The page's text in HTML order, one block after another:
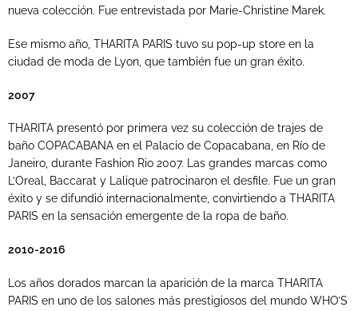
nueva colección. Fue entrevistada por Marie-Christine Marek.
Ese mismo año, THARITA PARIS tuvo su pop-up store en la
ciudad de moda de Lyon, que también fue un gran éxito.
2007
THARITA presentó por primera vez su colección de trajes de
baño COPACABANA en el Palacio de Copacabana, en Río de
Janeiro, durante Fashion Rio 2007. Las grandes marcas como
L’Oreal, Baccarat y Lalique patrocinaron el desfile. Fue un gran
éxito y se difundió internacionalmente, convirtiendo a THARITA
PARIS en la sensación emergente de la ropa de baño.
2010-2016
Los años dorados marcan la aparición de la marca THARITA
PARIS en uno de los salones más prestigiosos del mundo WHO’S